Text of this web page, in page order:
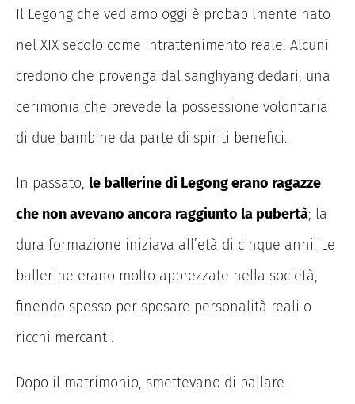
Il Legong che vediamo oggi è probabilmente nato
nel XIX secolo come intrattenimento reale. Alcuni
credono che provenga dal sanghyang dedari, una
cerimonia che prevede la possessione volontaria
di due bambine da parte di spiriti benefici.
In passato, le ballerine di Legong erano ragazze
che non avevano ancora raggiunto la pubertà; la
dura formazione iniziava all’età di cinque anni. Le
ballerine erano molto apprezzate nella società,
finendo spesso per sposare personalità reali o
ricchi mercanti.
Dopo il matrimonio, smettevano di ballare.